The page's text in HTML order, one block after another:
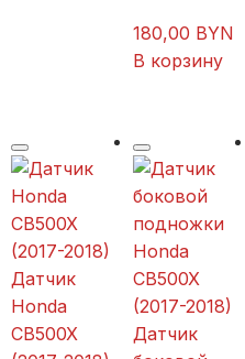
X
(2017-
2018)
CB500
X
2018)
180,00 BYN
В корзину
Датчик
Honda
CB500X
Датчик